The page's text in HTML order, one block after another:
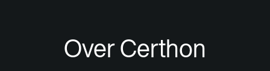
Over Certhon